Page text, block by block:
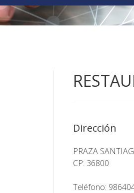
Dirección
PRAZA
CP: 36800
Teléfono: